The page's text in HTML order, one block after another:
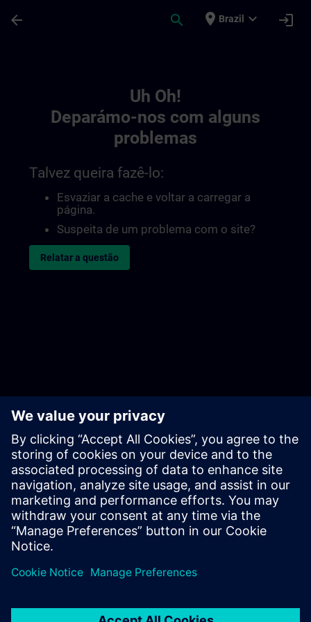
arrow_back search place Brazil expand_more login
Uh Oh!
Deparámo-nos com alguns
problemas
Talvez queira fazê-lo:
Esvaziar a cache e voltar a carregar a
página.
Suspeita de um problema com o site?
Relatar a questão